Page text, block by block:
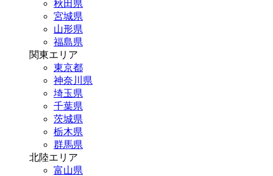
秋田県
宮城県
山形県
福島県
関東エリア
東京都
神奈川県
埼玉県
千葉県
茨城県
栃木県
群馬県
北陸エリア
富山県